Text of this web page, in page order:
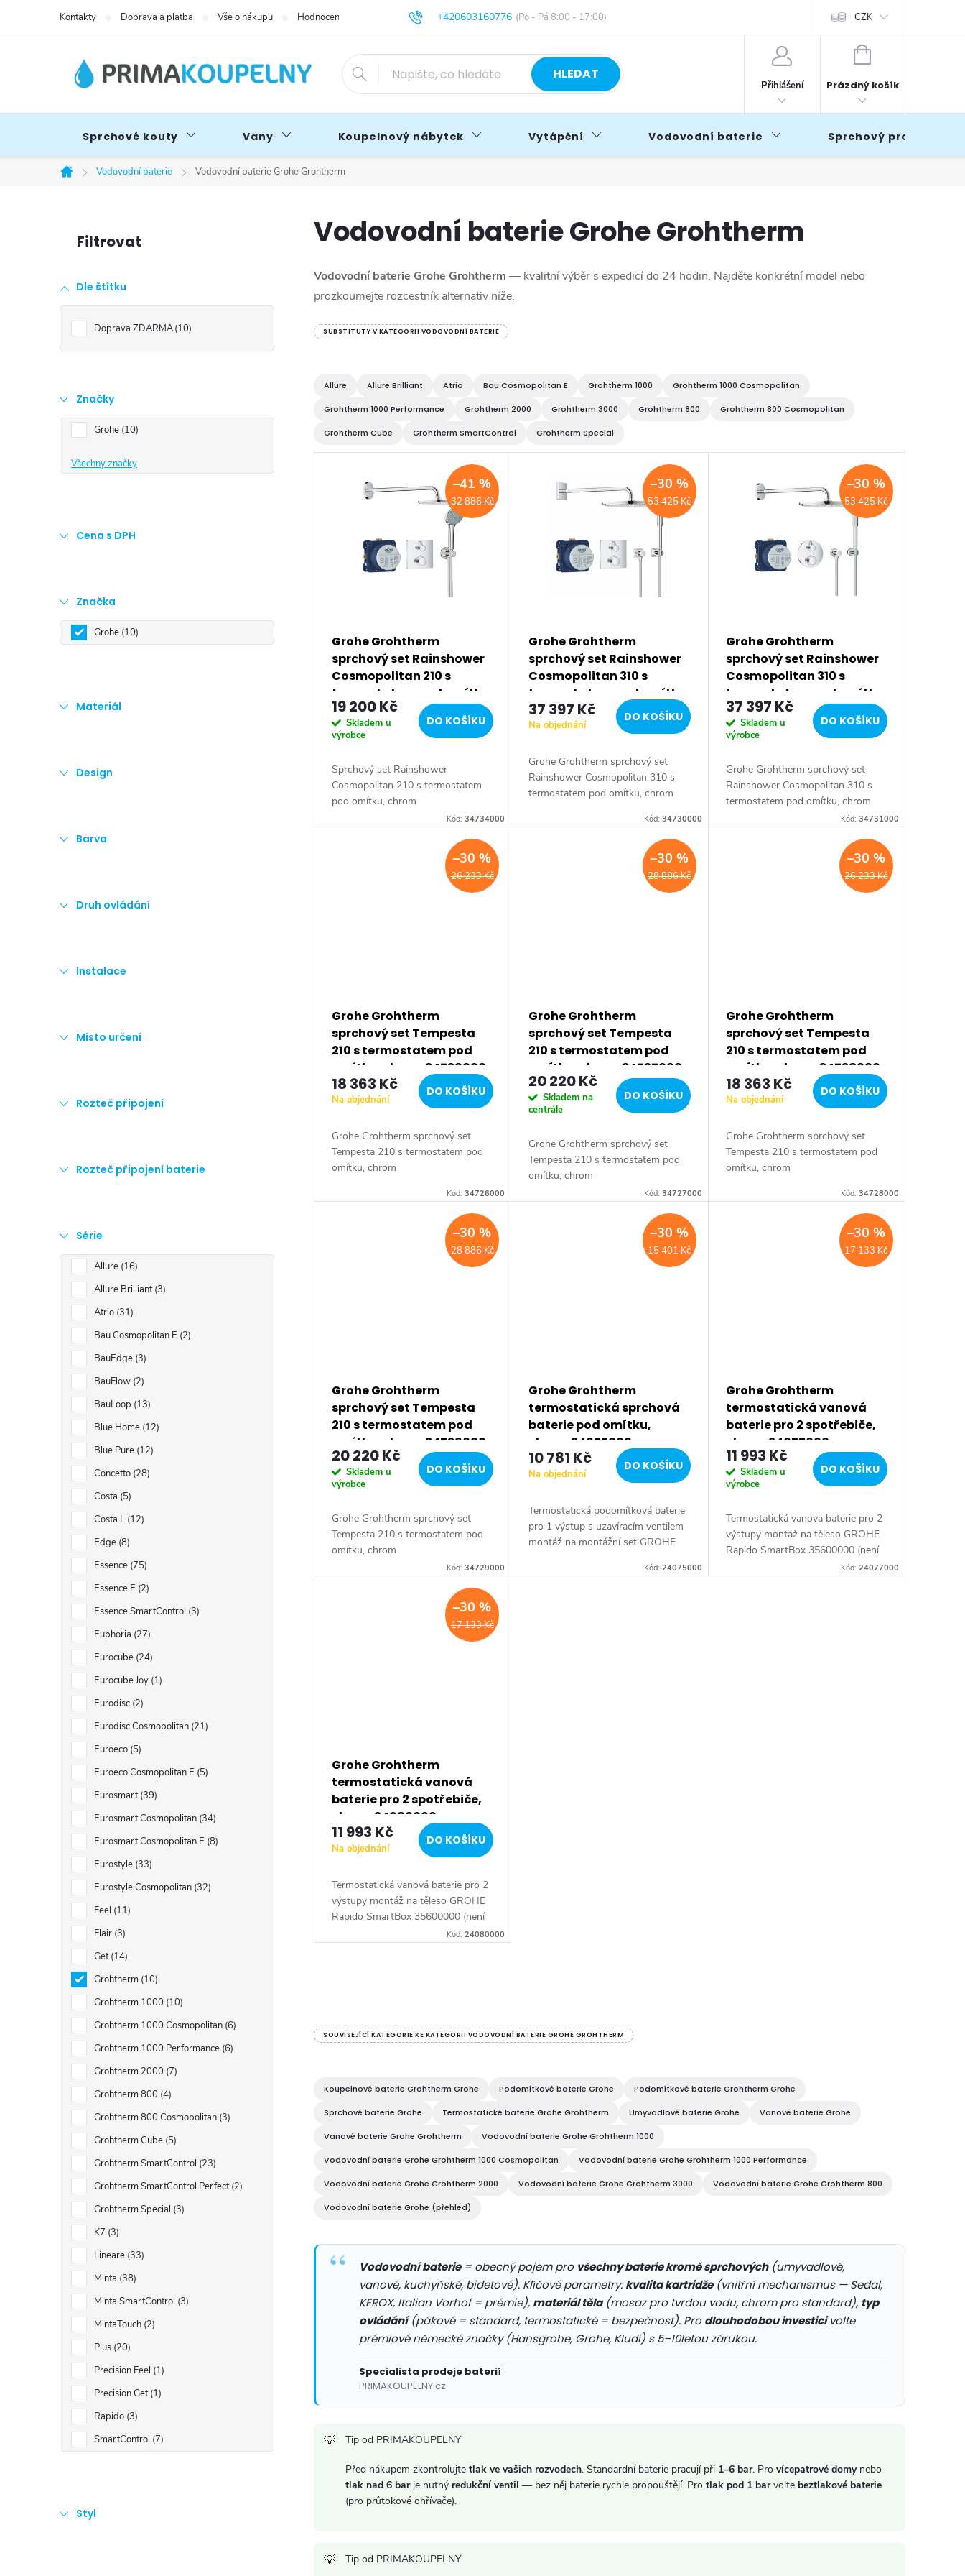
+420603160776
info@primakoupelny.cz
Kontakty Doprava a platba Vše o nákupu Hodnocení obchodu Obchodní podmínky Blog CZK
HLEDAT
Přihlášení
NÁKUPNÍ
Prázdný košík
Sprchové kouty Vany Koupelnový nábytek Vytápění Vodovodní baterie Sprchový program
Domů
Vodovodní baterie Vodovodní baterie Grohe Grohtherm
s
t
a
n
n
a
n
l
Dle štítku
Doprava ZDARMA 10
Značky
Grohe 10
Všechny značky
Cena s DPH
Značka
Grohe 10
Materiál
Design
Barva
Druh ovládání
Instalace
Místo určení
Rozteč připojení
Rozteč připojení baterie
Série
Allure 16
Allure Brilliant 3
Atrio 31
Bau Cosmopolitan E 2
BauEdge 3
BauFlow 2
BauLoop 13
Blue Home 12
Blue Pure 12
Concetto 28
Costa 5
Costa L 12
Edge 8
Essence 75
Essence E 2
Essence SmartControl 3
Euphoria 27
Eurocube 24
Eurocube Joy 1
Eurodisc 2
Eurodisc Cosmopolitan 21
Euroeco 5
Euroeco Cosmopolitan E 5
Eurosmart 39
Eurosmart Cosmopolitan 34
Eurosmart Cosmopolitan E 8
Eurostyle 33
Eurostyle Cosmopolitan 32
Feel 11
Flair 3
Get 14
Grohtherm 10
Grohtherm 1000 10
Grohtherm 1000 Cosmopolitan 6
Grohtherm 1000 Performance 6
Grohtherm 2000 7
Grohtherm 800 4
Grohtherm 800 Cosmopolitan 3
Grohtherm Cube 5
Grohtherm SmartControl 23
Grohtherm SmartControl Perfect 2
Grohtherm Special 3
K7 3
Lineare 33
Minta 38
Minta SmartControl 3
MintaTouch 2
Plus 20
Precision Feel 1
Precision Get 1
Rapido 3
SmartControl 7
Styl
Vodovodní baterie Grohe Grohtherm
Vodovodní baterie Grohe Grohtherm — kvalitní výběr s expedicí do 24 hodin. Najděte konkrétní model nebo
prozkoumejte rozcestník alternativ níže.
SUBSTITUTY V KATEGORII VODOVODNÍ BATERIE
Allure Allure Brilliant Atrio Bau Cosmopolitan E Grohtherm 1000 Grohtherm 1000 Cosmopolitan
Grohtherm 1000 Performance Grohtherm 2000 Grohtherm 3000 Grohtherm 800 Grohtherm 800 Cosmopolitan
Grohtherm Cube Grohtherm SmartControl Grohtherm Special
k
32 886 Kč
–41 %
Grohe Grohtherm
sprchový set Rainshower
Cosmopolitan 210 s
termostatem pod omítku,
chrom 34734000
19 200 Kč
Skladem u
výrobce
DO KOŠÍKU
Sprchový set Rainshower
Cosmopolitan 210 s termostatem
pod omítku, chrom
Kód:34734000
53 425 Kč
–30 %
Grohe Grohtherm
sprchový set Rainshower
Cosmopolitan 310 s
termostatem pod omítku,
chrom 34730000
37 397 Kč
Na objednání
DO KOŠÍKU
Grohe Grohtherm sprchový set
Rainshower Cosmopolitan 310 s
termostatem pod omítku, chrom
Kód: 34730000
53 425 Kč
–30 %
Grohe Grohtherm
sprchový set Rainshower
Cosmopolitan 310 s
termostatem pod omítku,
chrom 34731000
37 397 Kč
Skladem u
výrobce
DO KOŠÍKU
Grohe Grohtherm sprchový set
Rainshower Cosmopolitan 310 s
termostatem pod omítku, chrom
Kód: 34731000
26 233 Kč
–30 %
Grohe Grohtherm
sprchový set Tempesta
210 s termostatem pod
omítku, chrom 34726000
18 363 Kč
Na objednání
DO KOŠÍKU
Grohe Grohtherm sprchový set
Tempesta 210 s termostatem pod
omítku, chrom
Kód:34726000
28 886 Kč
–30 %
Grohe Grohtherm
sprchový set Tempesta
210 s termostatem pod
omítku, chrom 34727000
20 220 Kč
Skladem na
centrále
DO KOŠÍKU
Grohe Grohtherm sprchový set
Tempesta 210 s termostatem pod
omítku, chrom
Kód: 34727000
26 233 Kč
–30 %
Grohe Grohtherm
sprchový set Tempesta
210 s termostatem pod
omítku, chrom 34728000
18 363 Kč
Na objednání
DO KOŠÍKU
Grohe Grohtherm sprchový set
Tempesta 210 s termostatem pod
omítku, chrom
Kód: 34728000
28 886 Kč
–30 %
Grohe Grohtherm
sprchový set Tempesta
210 s termostatem pod
omítku, chrom 34729000
20 220 Kč
Skladem u
výrobce
DO KOŠÍKU
Grohe Grohtherm sprchový set
Tempesta 210 s termostatem pod
omítku, chrom
Kód:34729000
15 401 Kč
–30 %
Grohe Grohtherm
termostatická sprchová
baterie pod omítku,
chrom 24075000
10 781 Kč
Na objednání
DO KOŠÍKU
Termostatická podomítková baterie
pro 1 výstup s uzavíracím ventilem
montáž na montážní set GROHE
dodávky) kompaktní kartuše s
Kód: 24075000
17 133 Kč
–30 %
Grohe Grohtherm
termostatická vanová
baterie pro 2 spotřebiče,
chrom 24077000
11 993 Kč
Skladem u
výrobce
DO KOŠÍKU
Termostatická vanová baterie pro 2
výstupy montáž na těleso GROHE
Rapido SmartBox 35600000 (není
součástí dodávky) kompaktní
Kód: 24077000
17 133 Kč
–30 %
Grohe Grohtherm
termostatická vanová
baterie pro 2 spotřebiče,
chrom 24080000
11 993 Kč
Na objednání
DO KOŠÍKU
Termostatická vanová baterie pro 2
výstupy montáž na těleso GROHE
Rapido SmartBox 35600000 (není
součástí dodávky) kompaktní
Kód:24080000
v
á
d
a
c
r
ý
p
SOUVISEJÍCÍ KATEGORIE KE KATEGORII VODOVODNÍ BATERIE GROHE GROHTHERM
Koupelnové baterie Grohtherm Grohe Podomítkové baterie Grohe Podomítkové baterie Grohtherm Grohe
Sprchové baterie Grohe Termostatické baterie Grohe Grohtherm Umyvadlové baterie Grohe Vanové baterie Grohe
Vanové baterie Grohe Grohtherm Vodovodní baterie Grohe Grohtherm 1000
Vodovodní baterie Grohe Grohtherm 1000 Cosmopolitan Vodovodní baterie Grohe Grohtherm 1000 Performance
Vodovodní baterie Grohe Grohtherm 2000 Vodovodní baterie Grohe Grohtherm 3000 Vodovodní baterie Grohe Grohtherm 800
Vodovodní baterie Grohe (přehled)
Vodovodní baterie= obecný pojem pro všechny baterie kromě sprchových(umyvadlové,
vanové, kuchyňské, bidetové). Klíčové parametry:kvalita kartridže(vnitřní mechanismus — Sedal,
KEROX, Italian Vorhof = prémie), materiál těla(mosaz pro tvrdou vodu, chrom pro standard), typ
ovládání(pákové = standard, termostatické = bezpečnost). Prodlouhodobou investicivolte
prémiové německé značky (Hansgrohe, Grohe, Kludi) s 5–10letou zárukou.
Specialista prodeje baterií
PRIMAKOUPELNY.cz
Tip od PRIMAKOUPELNY
Před nákupem zkontrolujte tlak ve vašich rozvodech. Standardní baterie pracují při 1–6 bar. Pro vícepatrové domynebo
tlak nad 6 barje nutný redukční ventil — bez něj baterie rychle propouštějí. Pro tlak pod 1 barvolte beztlakové baterie
(pro průtokové ohřívače).
Tip od PRIMAKOUPELNY